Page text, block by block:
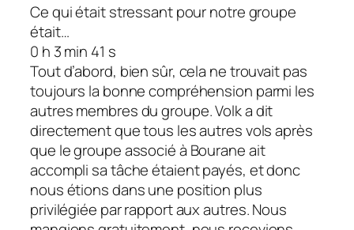
Ce qui était stressant pour notre groupe
était…
0 h 3 min 41 s
Tout d’abord, bien sûr, cela ne trouvait pas
toujours la bonne compréhension parmi les
autres membres du groupe. Volk a dit
directement que tous les autres vols après
que le groupe associé à Bourane ait
accompli sa tâche étaient payés, et donc
nous étions dans une position plus
privilégiée par rapport aux autres. Nous